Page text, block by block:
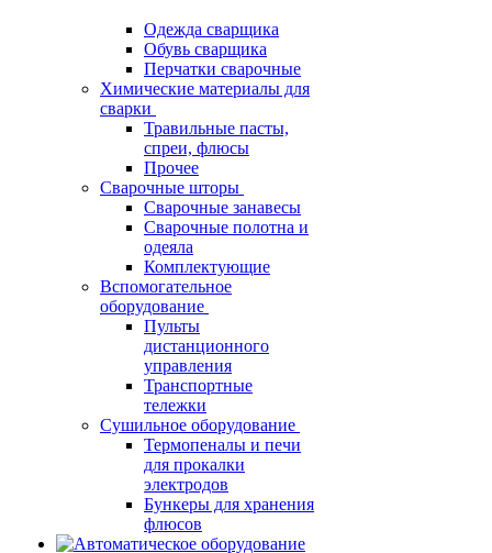
Одежда сварщика
Обувь сварщика
Перчатки сварочные
Химические материалы для
сварки
Травильные пасты,
спреи, флюсы
Прочее
Сварочные шторы
Сварочные занавесы
Сварочные полотна и
одеяла
Комплектующие
Вспомогательное
оборудование
Пульты
дистанционного
управления
Транспортные
тележки
Сушильное оборудование
Термопеналы и печи
для прокалки
электродов
Бункеры для хранения
флюсов